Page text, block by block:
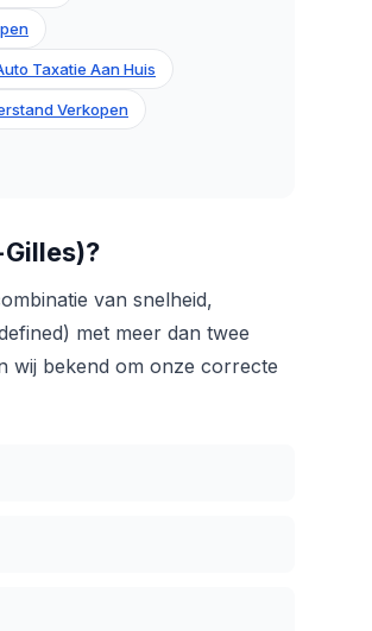
Taxatie Aan Huis
Verkopen
van snelheid,
met meer dan twee
wij bekend om onze correcte